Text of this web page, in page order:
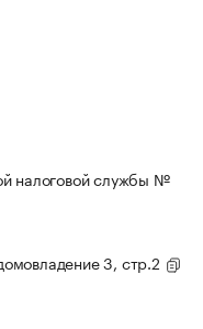
налоговой службы №
3, стр.2